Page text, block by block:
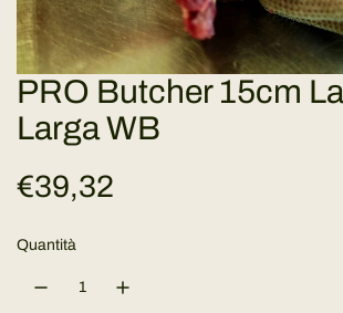
PRO Butcher 15cm
Larga WB
P
r
€39,32
Quantità